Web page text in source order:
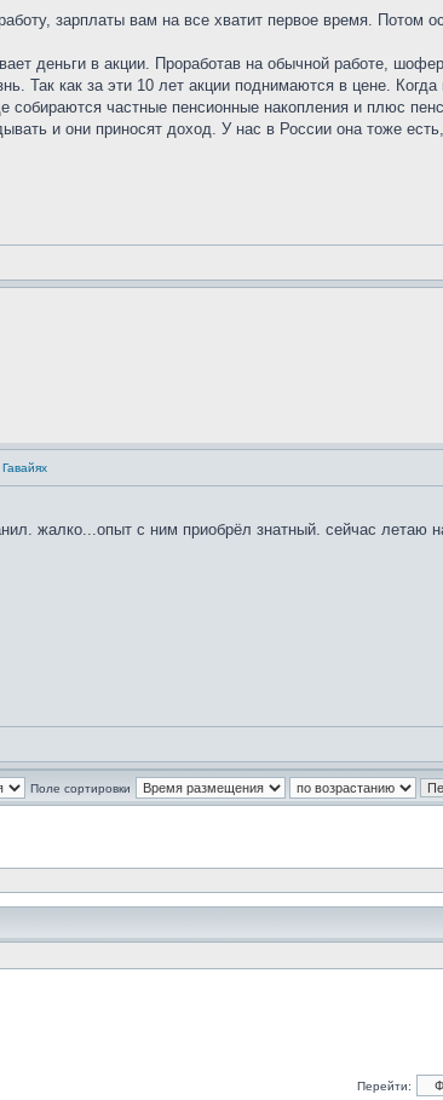
зарплаты вам на все хватит первое время.
деньги в акции. Проработав на обычной работе,
Так как за эти 10 лет акции поднимаются в цене.
собираются частные пенсионные накопления и плюс
и они приносят доход. У нас в России она тоже
жалко...опыт с ним приобрёл знатный. сейчас летаю
Поле сортировки
Перейти: